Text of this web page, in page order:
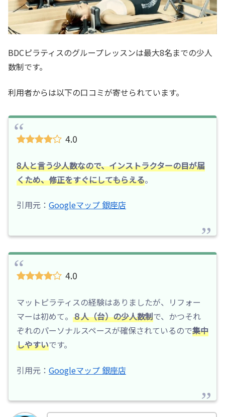
BDCピラティスのグループレッスンは最大8名までの少人
数制です。
利用者からは以下の口コミが寄せられています。
4.0
8人と言う少人数なので、インストラクターの目が届
くため、修正をすぐにしてもらえる。
引用元： Googleマップ 銀座店
4.0
マットピラティスの経験はありましたが、リフォー
マーは初めて。 ８人（台）の少人数制で、かつそれ
ぞれのパーソナルスペースが確保されているので集中
しやすいです。
引用元： Googleマップ 銀座店